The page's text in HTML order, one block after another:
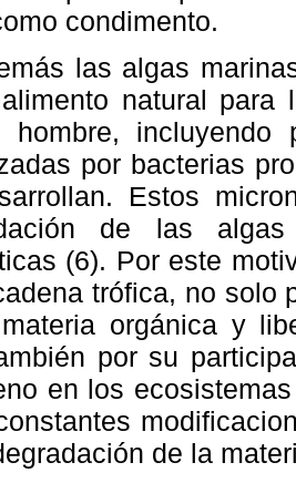
condimento.
las algas
natural para
hombre,
por bacterias
Estos
de las
(6). Por este
trófica, no solo
orgánica y
por su
en los
de la